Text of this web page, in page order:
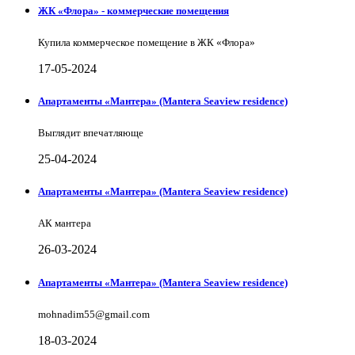
ЖК «Флора» - коммерческие помещения
Купила коммерческое помещение в ЖК «Флора»
17-05-2024
Апартаменты «Мантера» (Mantera Seaview rеsidence)
Выглядит впечатляюще
25-04-2024
Апартаменты «Мантера» (Mantera Seaview rеsidence)
АК мантера
26-03-2024
Апартаменты «Мантера» (Mantera Seaview rеsidence)
mohnadim55@gmail.com
18-03-2024